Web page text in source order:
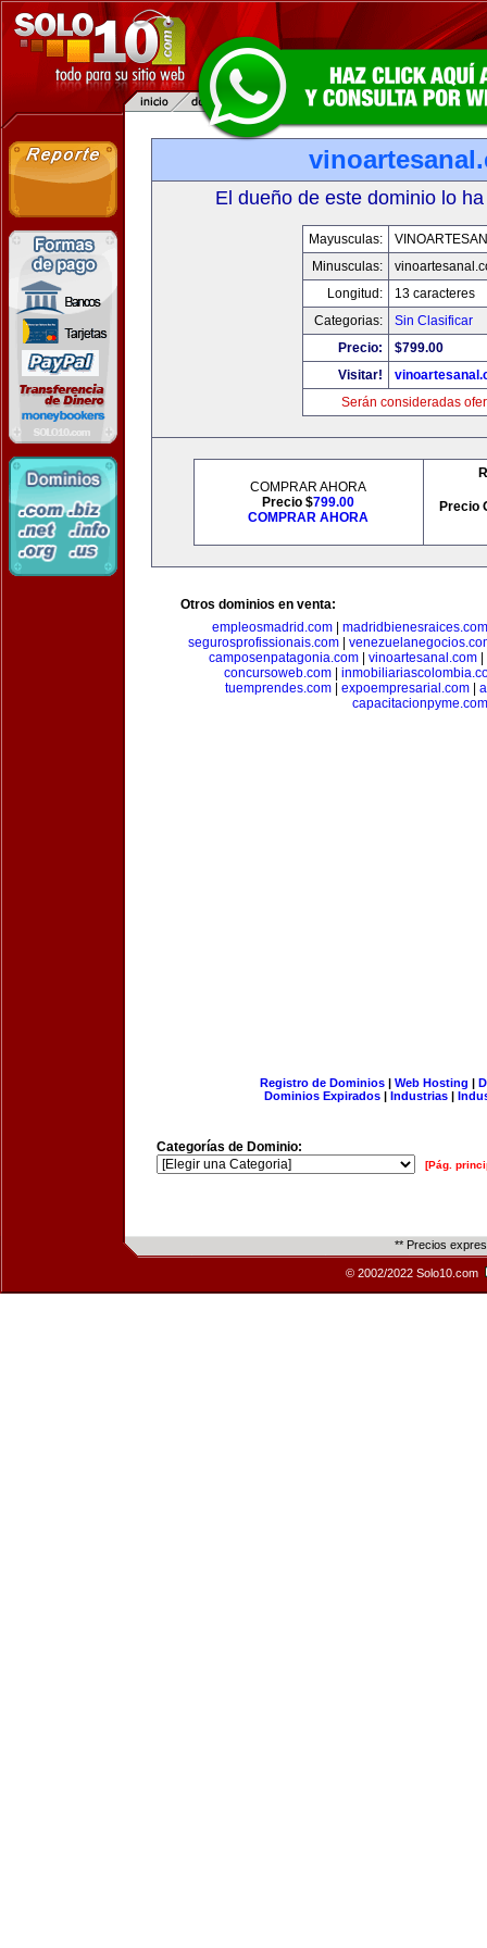
El dueño de este dominio lo
Mayusculas:
Minusculas:
Longitud:
13 caracteres
Categorias:
Sin Clasificar
Precio:
$799.00
Visitar!
Serán consideradas
COMPRAR AHORA
Precio $799.00
COMPRAR AHORA
Precio
Otros dominios en venta:
empleosmadrid.com
madridbienesraices.com
segurosprofissionais.com
camposenpatagonia.com| vinoartesanal.com|
concursoweb.com
tuemprendes.com
expoempresarial.com
capacitacionpyme.com
Registro de Dominios| Web Hosting |
Dominios Expirados | Industrias |
Categorías de Dominio:
[Pág.
** Precios
© 2002/2022 Solo10.com